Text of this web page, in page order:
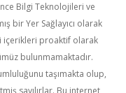
Bilgi Teknolojileri ve
bir Yer Sağlayıcı olarak
içerikleri proaktif olarak
bulunmamaktadır.
taşımakta olup,
sayılırlar. Bu internet